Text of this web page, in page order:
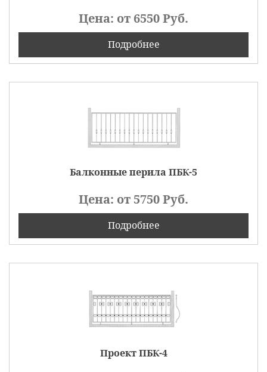
Цена: от 6550 Руб.
Подробнее
Балконные перила ПБК-5
Цена: от 5750 Руб.
Подробнее
Проект ПБК-4